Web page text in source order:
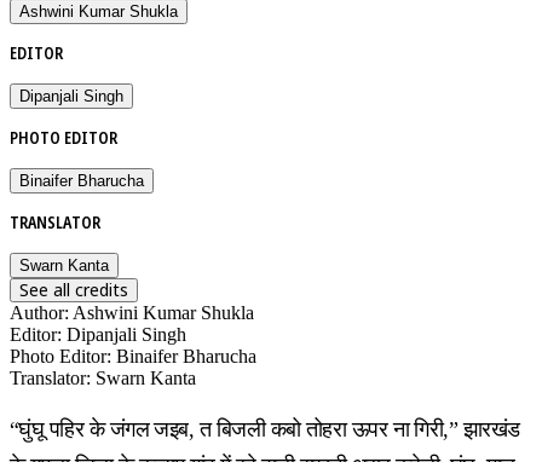
Ashwini Kumar Shukla
EDITOR
Dipanjali Singh
PHOTO EDITOR
Binaifer Bharucha
TRANSLATOR
Swarn Kanta
See all credits
Author: Ashwini Kumar Shukla
Editor: Dipanjali Singh
Photo Editor: Binaifer Bharucha
Translator: Swarn Kanta
“घुंघू पहिर के जंगल जइब, त बिजली कबो तोहरा ऊपर ना गिरी,” झारखंड